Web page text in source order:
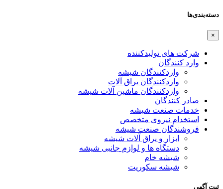
دسته‌بندی‌ها
×
شرکت های تولیدکننده
وارد کنندگان
واردکنندگان شیشه
واردکنندگان یراق آلات
واردکنندگان ماشین آلات شیشه
صادر کنندگان
خدمات صنعت شیشه
استخدام نیروی متخصص
فروشندگان صنعت شیشه
ابزار و یراق آلات شیشه
دستگاه ها و لوازم جانبی شیشه
شیشه خام
شیشه سکوریت
ثبت آگهی